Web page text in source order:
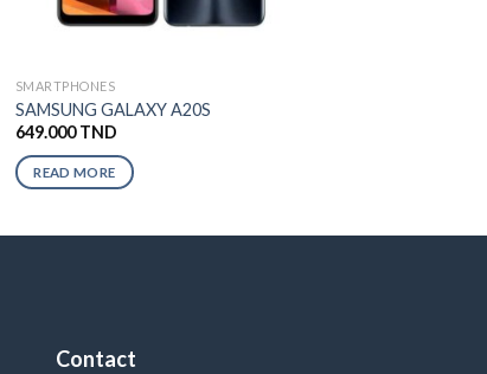
SMARTPHONES
SAMSUNG GALAXY A20S
649.000TND
READ MORE
Contact